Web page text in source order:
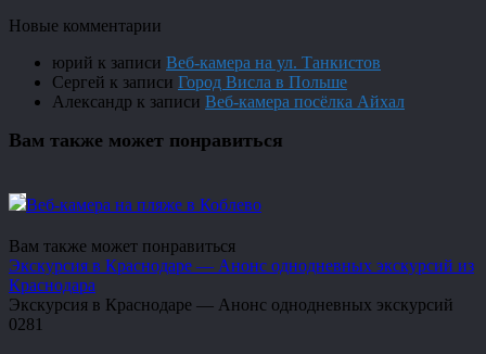
Новые комментарии
юрий к записи Веб-камера на ул. Танкистов
Сергей к записи Город Висла в Польше
Александр к записи Веб-камера посёлка Айхал
Вам также может понравиться
Веб-камера на пляже в Коблево
Вам также может понравиться
Экскурсия в Краснодаре — Анонс однодневных экскурсий из
Краснодара
Экскурсия в Краснодаре — Анонс однодневных экскурсий
0281